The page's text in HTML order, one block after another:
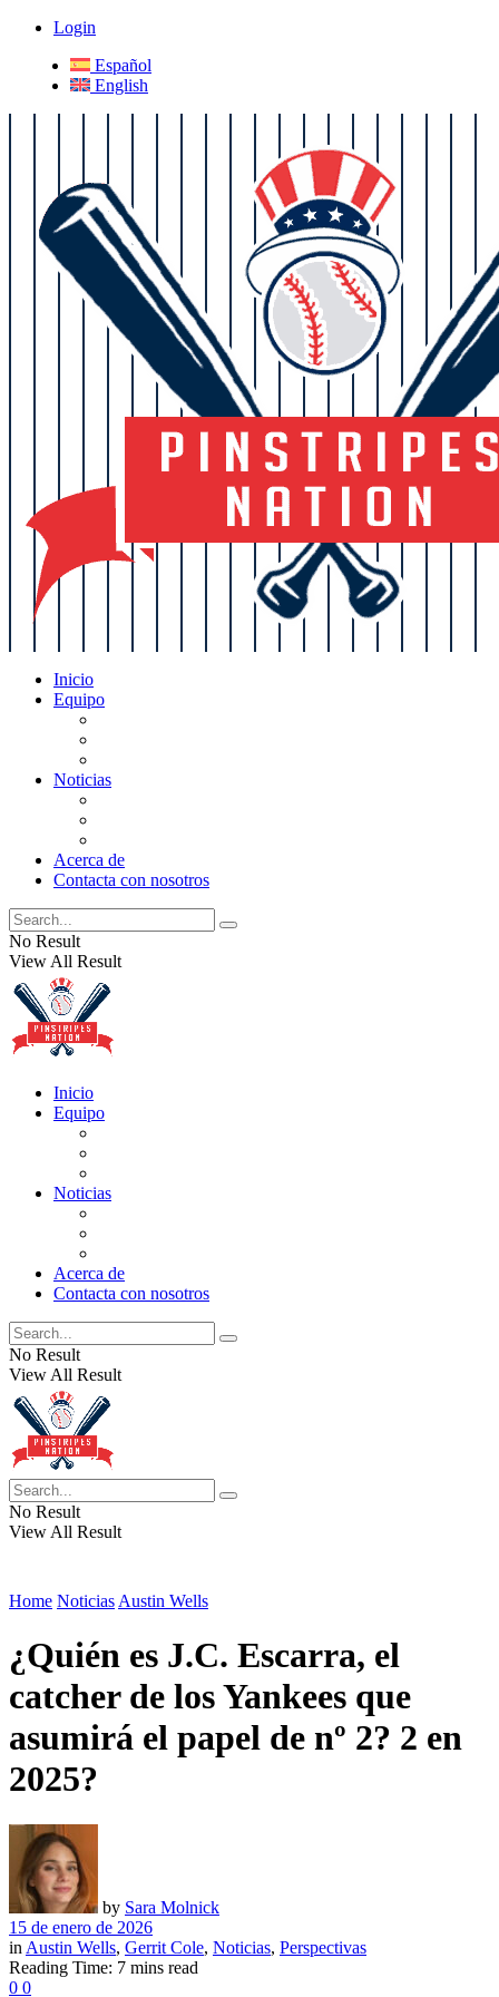
Login
Español
English
Inicio
Equipo
Noticias
Acerca de
Contacta con nosotros
No Result
View All Result
Inicio
Equipo
Noticias
Acerca de
Contacta con nosotros
No Result
View All Result
No Result
View All Result
Home Noticias Austin Wells
¿Quién es J.C. Escarra, el
catcher de los Yankees que
asumirá el papel de nº 2? 2 en
2025?
by Sara Molnick
15 de enero de 2026
in Austin Wells, Gerrit Cole, Noticias, Perspectivas
Reading Time: 7 mins read
0 0